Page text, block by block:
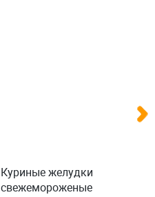
Куриные желудки
свежемороженые